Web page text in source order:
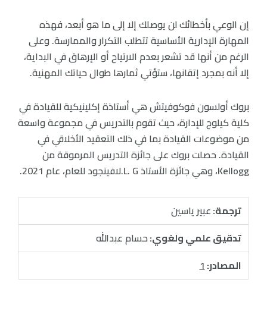
إن الوعي بأخطائك لن يوصلك إلا إلى ما هو أبعد، فهذه
المهارة الإدارية الأساسية تتطلب التكرار والممارسة. وعلى
الرغم من أنها قد تشعر بعدم الارتياح أو الإرهاق في البداية،
إلا أنه بمجرد إتقانها، ستؤتي ثمارها طوال حياتك المهنية.
بروك أولسون فوكوفيتش هي أستاذة إكلينيكية للقيادة في
كلية كيلوج للإدارة، حيث تقوم بالتدريس في مجموعة واسعة
من موضوعات القيادة بما في ذلك التعقيد الأخلاقي في
القيادة. حصلت بروك على جائزة التدريس المرموقة من
Kellogg، وهي جائزة الأستاذ L. G.لافينجود للعام، عام 2021.
ترجمة:عبير ياسين
تدقيق علمي ولغوي:حسام عبدالله
المصادر:1